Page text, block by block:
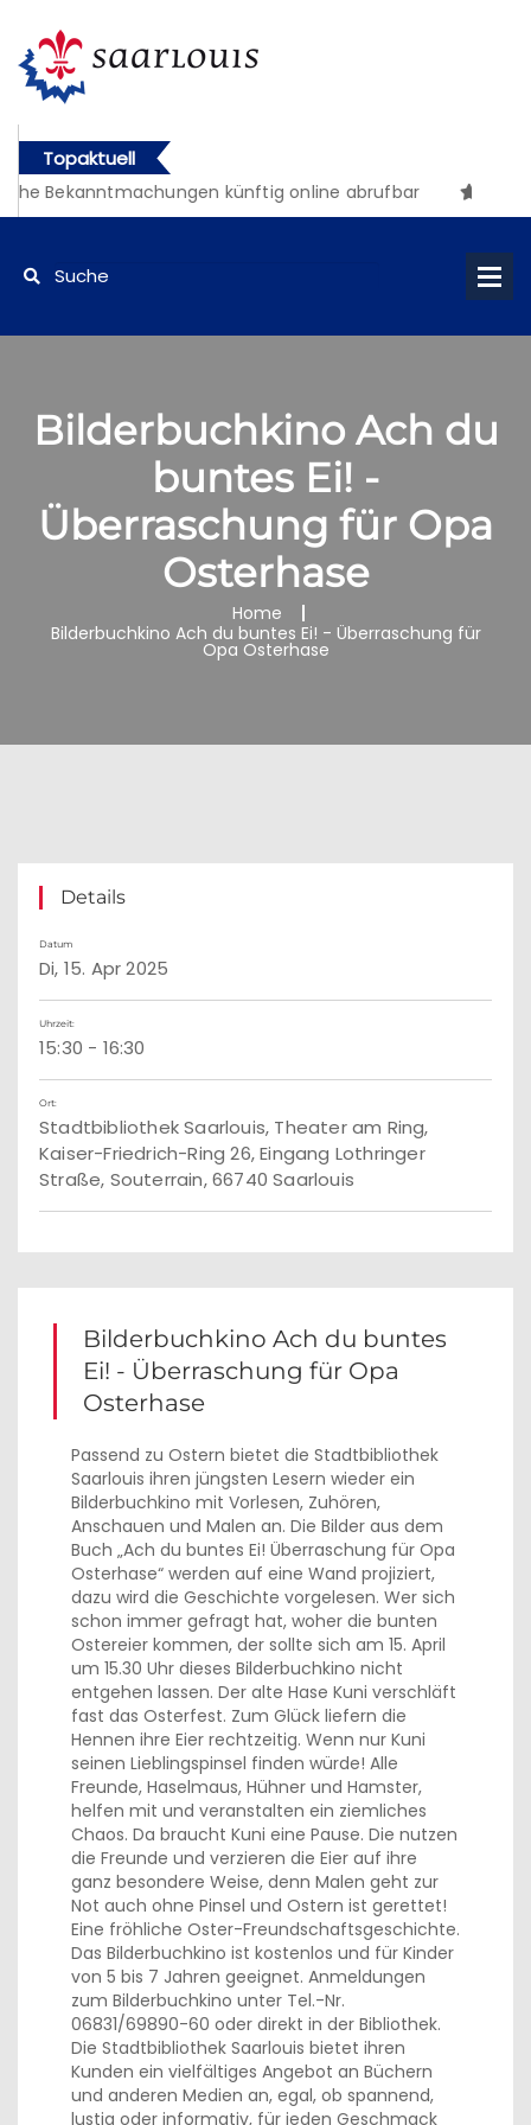
Topaktuell
Bekanntmachungen künftig online abrufbar
Bilderbuchkino Ach du
buntes Ei! -
Überraschung für Opa
Osterhase
Home
Bilderbuchkino Ach du buntes Ei! - Überraschung für
Opa Osterhase
Details
Datum
Di, 15. Apr 2025
Uhrzeit:
15:30 - 16:30
Ort:
Stadtbibliothek Saarlouis, Theater am Ring,
Kaiser-Friedrich-Ring 26, Eingang Lothringer
Straße, Souterrain, 66740 Saarlouis
Bilderbuchkino Ach du buntes
Ei! - Überraschung für Opa
Osterhase
Passend zu Ostern bietet die Stadtbibliothek
Saarlouis ihren jüngsten Lesern wieder ein
Bilderbuchkino mit Vorlesen, Zuhören,
Anschauen und Malen an. Die Bilder aus dem
Buch „Ach du buntes Ei! Überraschung für Opa
Osterhase“ werden auf eine Wand projiziert,
dazu wird die Geschichte vorgelesen. Wer sich
schon immer gefragt hat, woher die bunten
Ostereier kommen, der sollte sich am 15. April
um 15.30 Uhr dieses Bilderbuchkino nicht
entgehen lassen. Der alte Hase Kuni verschläft
fast das Osterfest. Zum Glück liefern die
Hennen ihre Eier rechtzeitig. Wenn nur Kuni
seinen Lieblingspinsel finden würde! Alle
Freunde, Haselmaus, Hühner und Hamster,
helfen mit und veranstalten ein ziemliches
Chaos. Da braucht Kuni eine Pause. Die nutzen
die Freunde und verzieren die Eier auf ihre
ganz besondere Weise, denn Malen geht zur
Not auch ohne Pinsel und Ostern ist gerettet!
Eine fröhliche Oster-Freundschaftsgeschichte.
Das Bilderbuchkino ist kostenlos und für Kinder
von 5 bis 7 Jahren geeignet. Anmeldungen
zum Bilderbuchkino unter Tel.-Nr.
06831/69890-60 oder direkt in der Bibliothek.
Die Stadtbibliothek Saarlouis bietet ihren
Kunden ein vielfältiges Angebot an Büchern
und anderen Medien an, egal, ob spannend,
lustig oder informativ, für jeden Geschmack